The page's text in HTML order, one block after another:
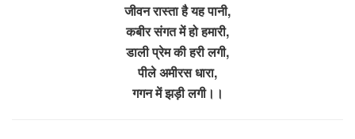
जीवन रास्ता है यह पानी,
कबीर संगत में हो हमारी,
डाली प्रेम की हरी लगी,
पीले अमीरस धारा,
गगन में झड़ी लगी।।